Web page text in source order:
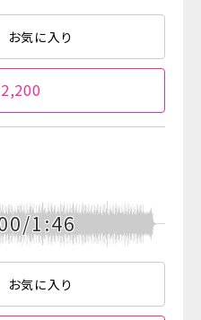
お気に入り
1:46
お気に入り